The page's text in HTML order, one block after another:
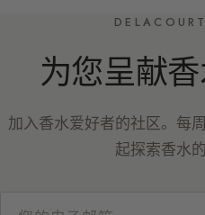
为您呈献
加入香水爱好者的社区。每
起探索香水的